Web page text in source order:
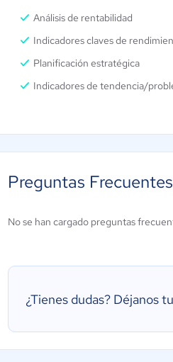
Análisis de rentabilidad
Indicadores claves de
Planificación estratégica
Indicadores de tendencia/
Preguntas Frecuentes
No se han cargado preguntas
¿Tienes dudas? Déjanos